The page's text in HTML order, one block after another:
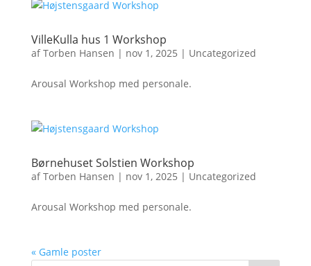
VilleKulla hus 1 Workshop
afTorben Hansen | nov 1, 2025 | Uncategorized
Arousal Workshop med personale.
Børnehuset Solstien Workshop
afTorben Hansen | nov 1, 2025 | Uncategorized
Arousal Workshop med personale.
« Gamle poster